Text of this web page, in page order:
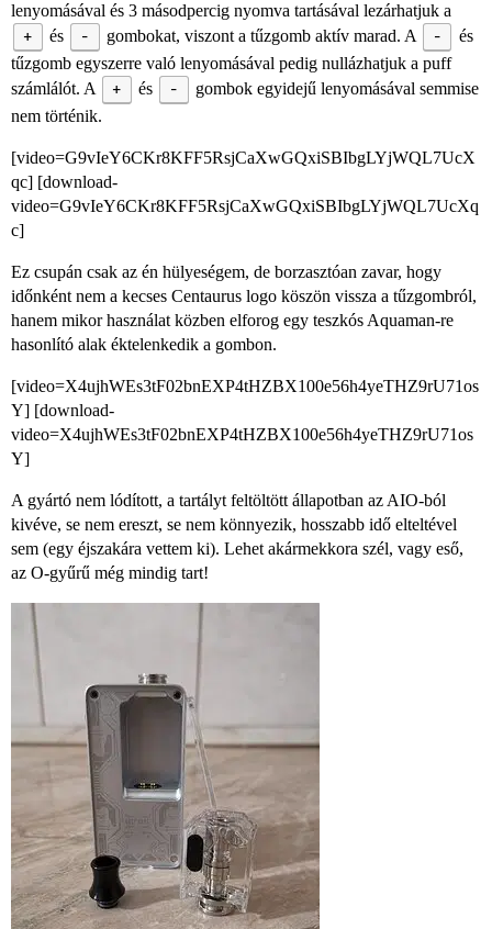
lenyomásával és 3 másodpercig nyomva tartásával lezárhatjuk a
+ és - gombokat, viszont a tűzgomb aktív marad. A -
és
tűzgomb egyszerre való lenyomásával pedig nullázhatjuk a puff
számlálót. A
+ és -
gombok egyidejű lenyomásával semmise
nem történik.
[video=G9vIeY6CKr8KFF5RsjCaXwGQxiSBIbgLYjWQL7UcX
qc] [download-
video=G9vIeY6CKr8KFF5RsjCaXwGQxiSBIbgLYjWQL7UcXq
c]
Ez csupán csak az én hülyeségem, de borzasztóan zavar, hogy
időnként nem a kecses Centaurus logo köszön vissza a tűzgombról,
hanem mikor használat közben elforog egy teszkós Aquaman-re
hasonlító alak éktelenkedik a gombon.
[video=X4ujhWEs3tF02bnEXP4tHZBX100e56h4yeTHZ9rU71os
Y] [download-
video=X4ujhWEs3tF02bnEXP4tHZBX100e56h4yeTHZ9rU71os
Y]
A gyártó nem lódított, a tartályt feltöltött állapotban az AIO-ból
kivéve, se nem ereszt, se nem könnyezik, hosszabb idő elteltével
sem (egy éjszakára vettem ki). Lehet akármekkora szél, vagy eső,
az O-gyűrű még mindig tart!